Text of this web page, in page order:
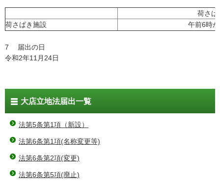
荷さば
荷さばき施設
午前6時
7 届出の日
令和2年11月24日
大店立地法届出一覧
法第5条第1項（新設）
法第6条第1項(名称変更等)
法第6条第2項(変更)
法第6条第5項(廃止)